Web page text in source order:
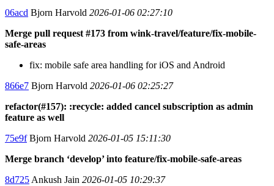
06acd Bjorn Harvold 2026-01-06 02:27:10
Merge pull request #173 from wink-travel/feature/fix-mobile-
safe-areas
fix: mobile safe area handling for iOS and Android
866e7 Bjorn Harvold 2026-01-06 02:25:27
refactor(#157): :recycle: added cancel subscription as admin
feature as well
75e9fBjorn Harvold 2026-01-05 15:11:30
Merge branch ‘develop’ into feature/fix-mobile-safe-areas
8d725 Ankush Jain 2026-01-05 10:29:37